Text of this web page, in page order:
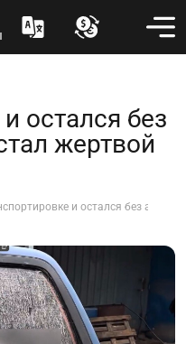
остался без
жертвой
и остался без авто: